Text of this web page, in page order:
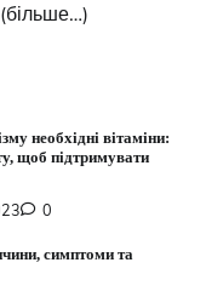
необхідні вітаміни:
щоб підтримувати
0
симптоми та